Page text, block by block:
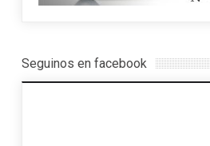
Seguinos en facebook